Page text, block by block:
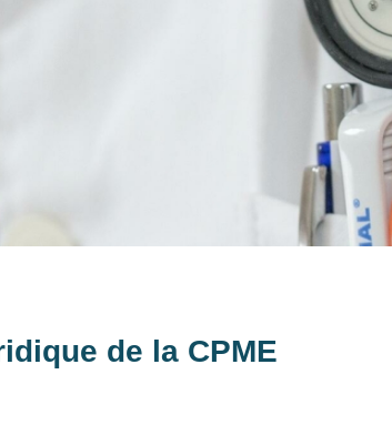
de la CPME